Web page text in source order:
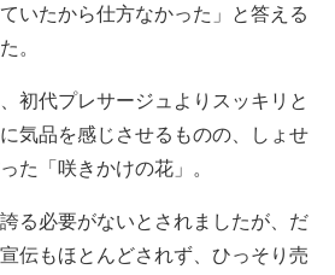
いたから仕方なかった」と答える
。
初代プレサージュよりスッキリと
気品を感じさせるものの、しょせ
た「咲きかけの花」。
る必要がないとされましたが、だ
伝もほとんどされず、ひっそり売